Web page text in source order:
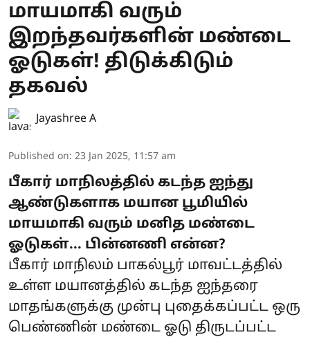
மாயமாகி வரும்
இறந்தவர்களின் மண்டை
ஓடுகள்! திடுக்கிடும்
தகவல்
Jayashree A
Published on: 23 Jan 2025, 11:57 am
பீகார் மாநிலத்தில் கடந்த ஐந்து
ஆண்டுகளாக மயான பூமியில்
மாயமாகி வரும் மனித மண்டை
ஓடுகள்... பின்னணி என்ன?
பீகார் மாநிலம் பாகல்பூர் மாவட்டத்தில்
உள்ள மயானத்தில் கடந்த ஐந்தரை
மாதங்களுக்கு முன்பு புதைக்கப்பட்ட ஒரு
பெண்ணின் மண்டை ஓடு திருடப்பட்ட